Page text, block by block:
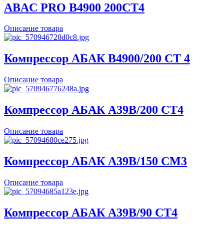
ABAC PRO B4900 200CT4
Описание товара
Компрессор АБАК B4900/200 CT 4
Описание товара
Компрессор АБАК A39B/200 CT4
Описание товара
Компрессор АБАК A39B/150 CM3
Описание товара
Компрессор АБАК A39B/90 CT4